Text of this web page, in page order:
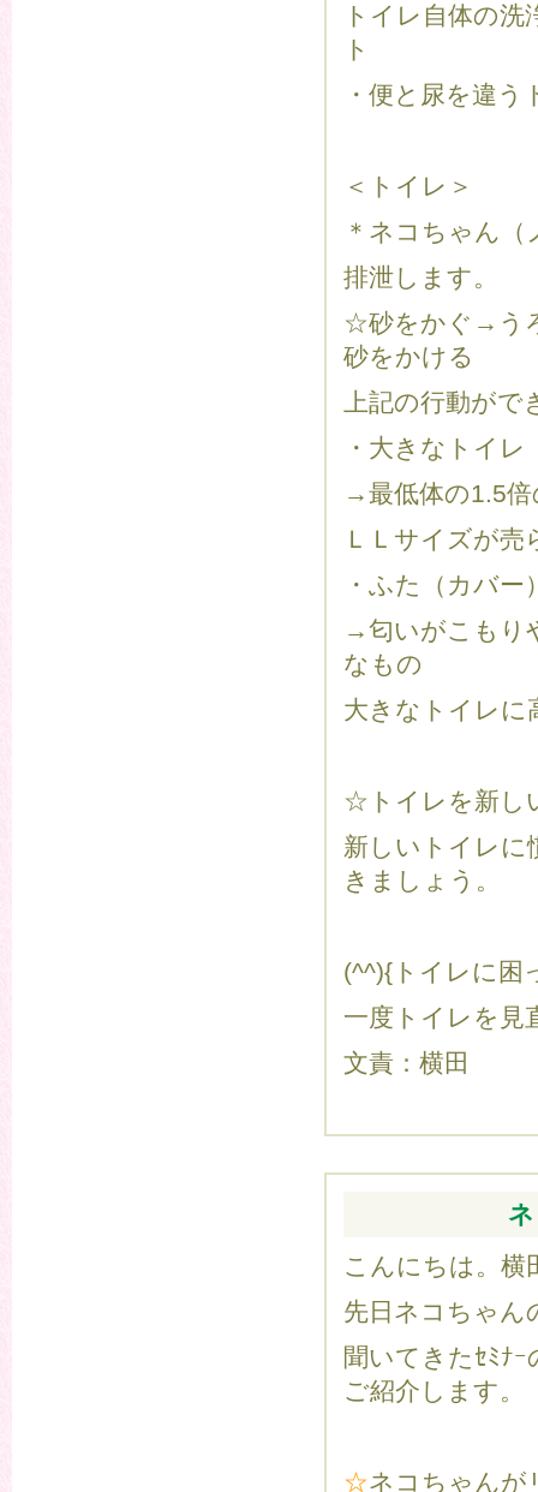
トイレ自体の
ト
・便と尿を違
＜トイレ＞
＊ネコちゃん
排泄します。
☆砂をかぐ→う
砂をかける
上記の行動がで
・大きなトイレ
→最低体の1.5
ＬＬサイズが
・ふた（カバ
→匂いがこもり
なもの
大きなトイレに
☆トイレを新し
新しいトイレに
きましょう。
(^^){トイレに困
一度トイレを見
文責：横田
こんにちは。横
先日ネコちゃん
聞いてきたｾﾐﾅ
ご紹介します。
☆ネコちゃんが